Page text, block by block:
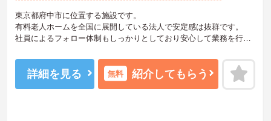
東京都府中市に位置する施設です。
有料老人ホームを全国に展開している法人で安定感は抜群です。
社員によるフォロー体制もしっかりとしており安心して業務を行っ
ご興味ある方には、面接対策ポイントなど、さらに詳細をお話しい
たしますのでお気軽にご相談ください！
詳細を見る 無料 紹介してもらう